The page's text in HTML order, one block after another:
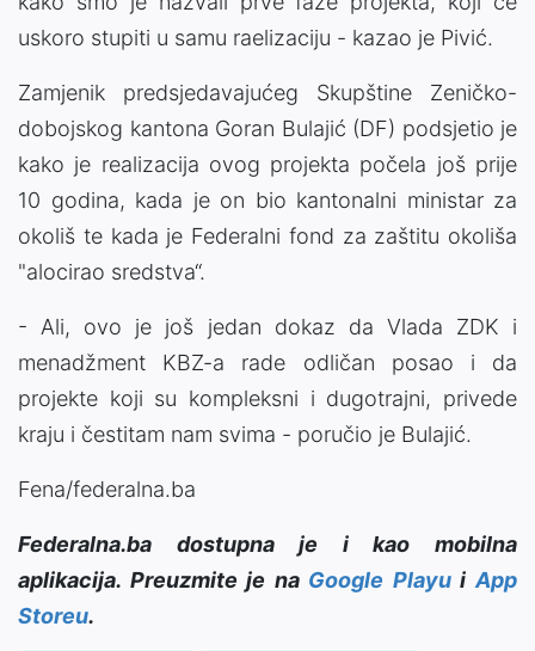
uskoro stupiti u samu raelizaciju - kazao je Pivić.
Zamjenik predsjedavajućeg Skupštine Zeničko-
dobojskog kantona Goran Bulajić (DF) podsjetio je
kako je realizacija ovog projekta počela još prije
10 godina, kada je on bio kantonalni ministar za
okoliš te kada je Federalni fond za zaštitu okoliša
"alocirao sredstva“.
- Ali, ovo je još jedan dokaz da Vlada ZDK i
menadžment KBZ-a rade odličan posao i da
projekte koji su kompleksni i dugotrajni, privede
kraju i čestitam nam svima - poručio je Bulajić.
Fena/federalna.ba
Federalna.ba dostupna je i kao mobilna
aplikacija. Preuzmite je na Google PlayuiApp
Storeu.